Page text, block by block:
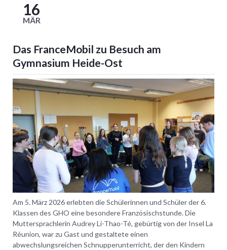
16
MÄR
Das FranceMobil zu Besuch am
Gymnasium Heide-Ost
Am 5. März 2026 erlebten die Schülerinnen und Schüler der 6.
Klassen des GHO eine besondere Französischstunde. Die
Muttersprachlerin Audrey Li-Thao-Té, gebürtig von der Insel La
Réunion, war zu Gast und gestaltete einen
abwechslungsreichen Schnupperunterricht, der den Kindern